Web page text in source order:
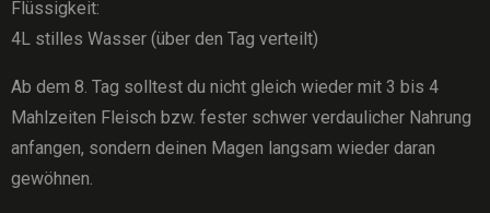
Flüssigkeit:
4L stilles Wasser (über den Tag verteilt)
Ab dem 8. Tag solltest du nicht gleich wieder mit 3 bis 4
Mahlzeiten Fleisch bzw. fester schwer verdaulicher Nahrung
anfangen, sondern deinen Magen langsam wieder daran
gewöhnen.